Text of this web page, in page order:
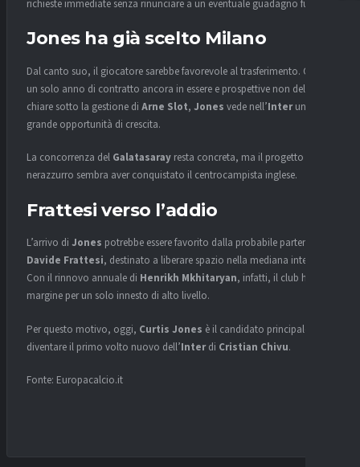
richieste immediate senza rinunciare a un eventuale guadagno futuro.
Jones ha già scelto Milano
Dal canto suo, il giocatore sarebbe favorevole al trasferimento. Con
un solo anno di contratto ancora in essere e prospettive non del tutto
chiare sotto la gestione di Arne Slot, Jones vede nell’Interuna
grande opportunità di crescita.
La concorrenza del Galatasaray resta concreta, ma il progetto
nerazzurro sembra aver conquistato il centrocampista inglese.
Frattesi verso l’addio
L’arrivo di Jones potrebbe essere favorito dalla probabile partenza di
Davide Frattesi, destinato a liberare spazio nella mediana interista.
Con il rinnovo annuale di Henrikh Mkhitaryan, infatti, il club ha
margine per un solo innesto di alto livello.
Per questo motivo, oggi, Curtis Jones è il candidato principale a
diventare il primo volto nuovo dell’Interdi Cristian Chivu.
Fonte: Europacalcio.it